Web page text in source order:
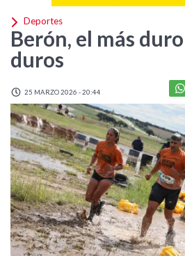
Deportes
Berón, el más
duros
25 MARZO 2026 - 20:44